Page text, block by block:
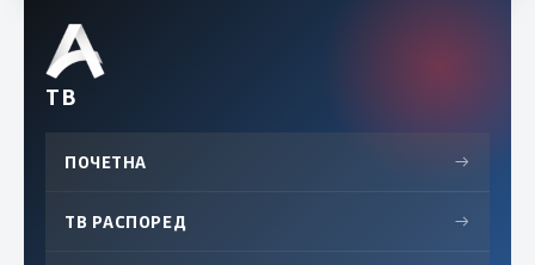
ТВ
ПОЧЕТНА →
ТВ РАСПОРЕД →